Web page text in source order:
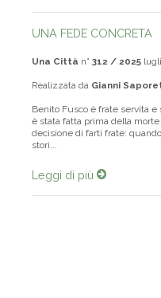
UNA FEDE CONCRETA
Una Città n° 312 / 2025
Realizzata da Gianni
Benito Fusco è frate servita e
è stata fatta prima della
decisione di farti frate:
stori...
Leggi di più